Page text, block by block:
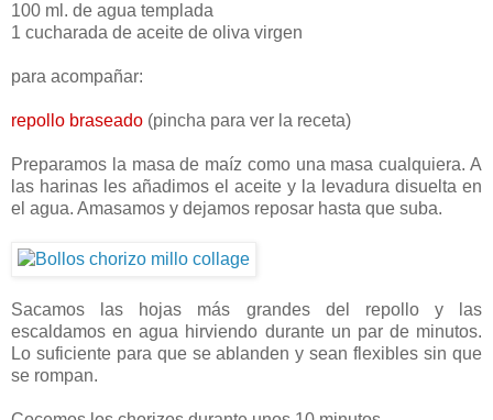
100 ml. de agua templada
1 cucharada de aceite de oliva virgen
para acompañar:
repollo braseado (pincha para ver la receta)
Preparamos la masa de maíz como una masa cualquiera. A
las harinas les añadimos el aceite y la levadura disuelta en
el agua. Amasamos y dejamos reposar hasta que suba.
Sacamos las hojas más grandes del repollo y las
escaldamos en agua hirviendo durante un par de minutos.
Lo suficiente para que se ablanden y sean flexibles sin que
se rompan.